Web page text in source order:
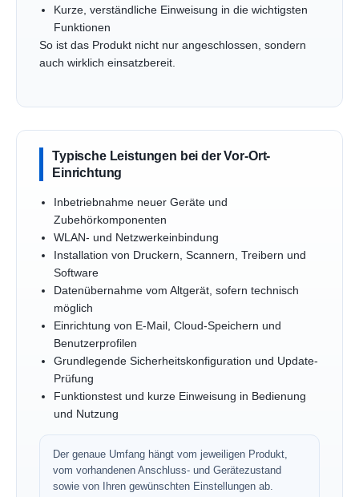
Kurze, verständliche Einweisung in die wichtigsten
Funktionen
So ist das Produkt nicht nur angeschlossen, sondern
auch wirklich einsatzbereit.
Typische Leistungen bei der Vor-Ort-
Einrichtung
Inbetriebnahme neuer Geräte und
Zubehörkomponenten
WLAN- und Netzwerkeinbindung
Installation von Druckern, Scannern, Treibern und
Software
Datenübernahme vom Altgerät, sofern technisch
möglich
Einrichtung von E-Mail, Cloud-Speichern und
Benutzerprofilen
Grundlegende Sicherheitskonfiguration und Update-
Prüfung
Funktionstest und kurze Einweisung in Bedienung
und Nutzung
Der genaue Umfang hängt vom jeweiligen Produkt,
vom vorhandenen Anschluss- und Gerätezustand
sowie von Ihren gewünschten Einstellungen ab.